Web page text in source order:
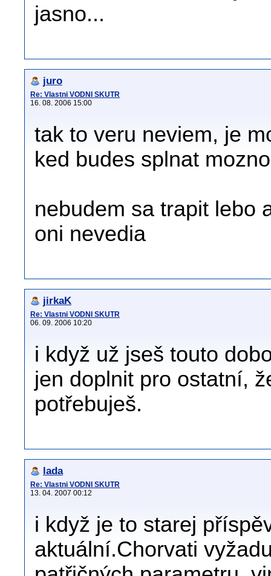
jasno...
juro
Re: Vlastni VODNI SKUTR
16. 08. 2006 15:00
tak to veru neviem, je
ked budes splnat
nebudem sa trapit lebo
oni nevedia
jirkaK
Re: Vlastni VODNI SKUTR
06. 09. 2006 10:20
i když už jseš touto
jen doplnit pro ostatní,
potřebuješ.
lada
Re: Vlastni VODNI SKUTR
13. 04. 2007 00:12
i když je to starej
aktuální.Chorvati